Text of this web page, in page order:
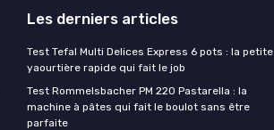
Les derniers articles
Test Tefal Multi Delices Express 6 pots : la petite
yaourtière rapide qui fait le job
Test Rommelsbacher PM 220 Pastarella : la
machine à pâtes qui fait le boulot sans être
parfaite